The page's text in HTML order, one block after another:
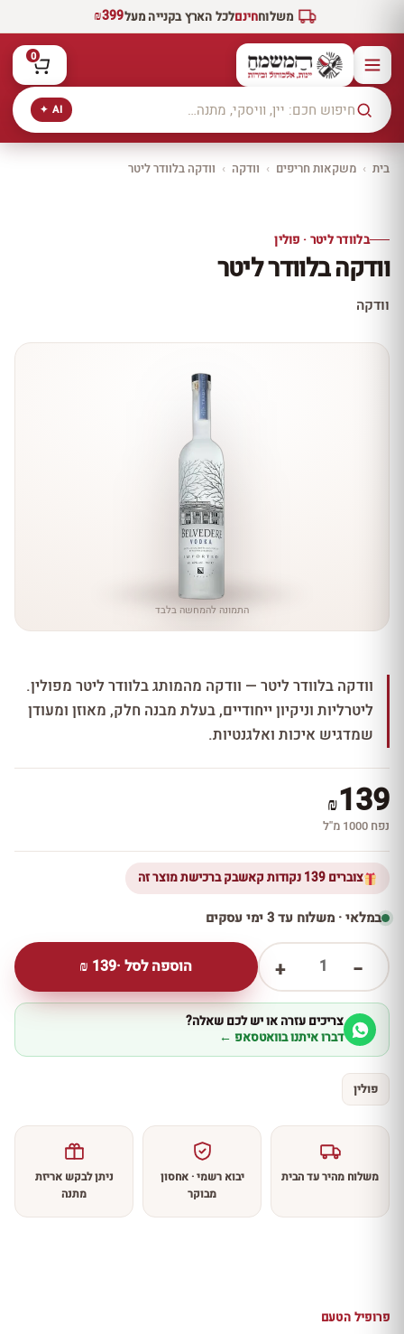
משלוחחינםלכל הארץ בקנייה מעל₪399
AI ✦
0
בית › משקאות חריפים › וודקה › וודקה בלוודר ליטר
10% הנחה
עכשיו ב-10% הנחה
בלוודר ליטר · פולין
וודקה בלוודר ליטר
וודקה
התמונה להמחשה בלבד
וודקה בלוודר ליטר — וודקה מהמותג בלוודר ליטר מפולין.
ליטרליות וניקיון ייחודיים, בעלת מבנה חלק, מאוזן ומעודן
שמדגיש איכות ואלגנטיות.
₪139
נפח 1000 מ''ל
צוברים 139 נקודות קאשבק ברכישת מוצר זה
במלאי · משלוח עד 3 ימי עסקים
−
1
+ הוספה לסל ·139
₪
צריכים עזרה או יש לכם שאלה?
דברו איתנו בוואטסאפ ←
פולין
משלוח מהיר עד הבית
יבוא רשמי · אחסון
מבוקר
ניתן לבקש אריזת
מתנה
פרופיל הטעם